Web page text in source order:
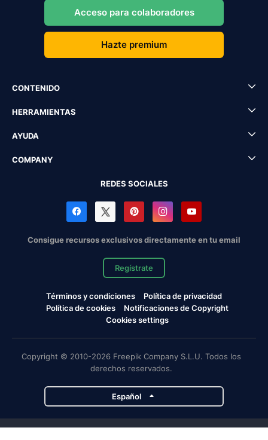
Acceso para colaboradores
Hazte premium
CONTENIDO
HERRAMIENTAS
AYUDA
COMPANY
REDES SOCIALES
Consigue recursos exclusivos directamente en tu email
Regístrate
Términos y condiciones
Política de privacidad
Política de cookies
Notificaciones de Copyright
Cookies settings
Copyright © 2010-2026 Freepik Company S.L.U. Todos los
derechos reservados.
Español